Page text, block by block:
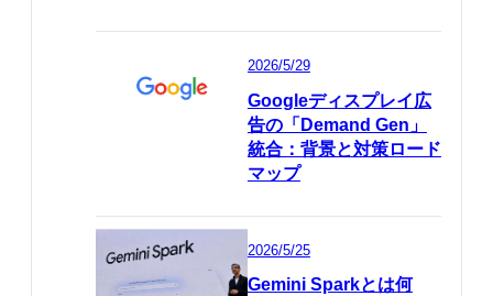
2026/5/29
Googleディスプレイ広
告の「Demand Gen」
統合：背景と対策ロード
マップ
2026/5/25
Gemini Sparkとは何